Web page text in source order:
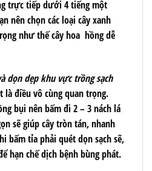
trực tiếp dưới 4 tiếng một
nên chọn các loại cây xanh
như thế cây hoa hồng dễ
dọn dẹp khu vực trồng sạch
là điều vô cùng quan trọng.
bụi nên bấm đi 2 – 3 nách lá
sẽ giúp cây tròn tán, nhanh
bấm tỉa phải quét dọn sạch sẽ,
hạn chế dịch bệnh bùng phát.